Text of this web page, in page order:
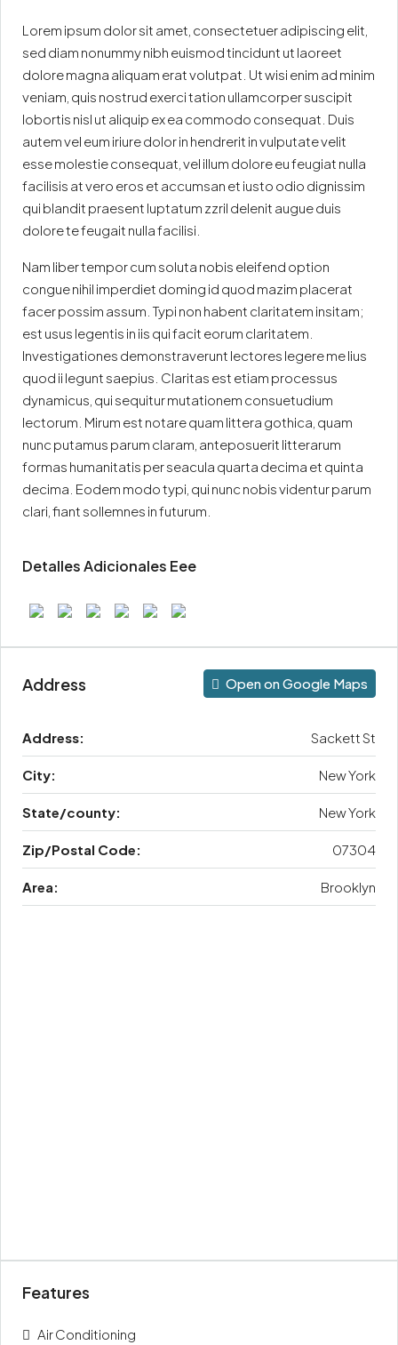
Lorem ipsum dolor sit amet, consectetuer adipiscing elit,
sed diam nonummy nibh euismod tincidunt ut laoreet
dolore magna aliquam erat volutpat. Ut wisi enim ad minim
veniam, quis nostrud exerci tation ullamcorper suscipit
lobortis nisl ut aliquip ex ea commodo consequat. Duis
autem vel eum iriure dolor in hendrerit in vulputate velit
esse molestie consequat, vel illum dolore eu feugiat nulla
facilisis at vero eros et accumsan et iusto odio dignissim
qui blandit praesent luptatum zzril delenit augue duis
dolore te feugait nulla facilisi.
Nam liber tempor cum soluta nobis eleifend option
congue nihil imperdiet doming id quod mazim placerat
facer possim assum. Typi non habent claritatem insitam;
est usus legentis in iis qui facit eorum claritatem.
Investigationes demonstraverunt lectores legere me lius
quod ii legunt saepius. Claritas est etiam processus
dynamicus, qui sequitur mutationem consuetudium
lectorum. Mirum est notare quam littera gothica, quam
nunc putamus parum claram, anteposuerit litterarum
formas humanitatis per seacula quarta decima et quinta
decima. Eodem modo typi, qui nunc nobis videntur parum
clari, fiant sollemnes in futurum.
Detalles Adicionales Eee
Address Open on Google Maps
Address: Sackett St
City: New York
State/county: New York
Zip/Postal Code: 07304
Area: Brooklyn
Features
Air Conditioning